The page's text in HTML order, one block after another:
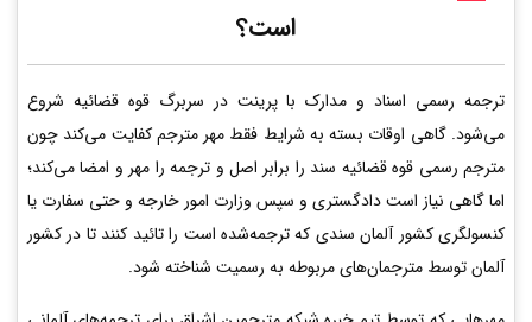
است؟
ترجمه رسمی اسناد و مدارک با پرینت در سربرگ قوه قضائیه شروع
می‌شود. گاهی اوقات بسته به شرایط فقط مهر مترجم کفایت می‌کند چون
مترجم رسمی قوه قضائیه سند را برابر اصل و ترجمه را مهر و امضا می‌کند؛
اما گاهی نیاز است دادگستری و سپس وزارت امور خارجه و حتی سفارت یا
کنسولگری کشور آلمان سندی که ترجمه‌شده است را تائید کنند تا در کشور
آلمان توسط مترجمان‌های مربوطه به رسمیت شناخته شود.